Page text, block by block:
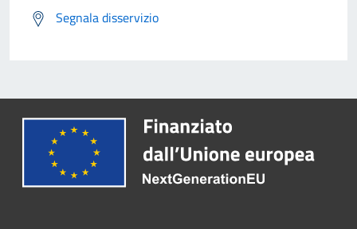
Segnala disservizio